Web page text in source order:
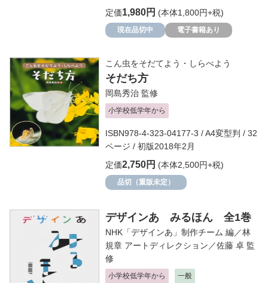
定価1,980円 (本体1,800円+税)
現在品切中 電子書籍あり
こん虫をそだてよう・しらべよう
そだち方
岡島秀治 監修
小学校低学年から
ISBN978-4-323-04177-3 / A4変型判 / 32
ページ / 初版2018年2月
定価2,750円 (本体2,500円+税)
品切（重版未定）
デザインあ みるほん 全1巻
NHK「デザインあ」制作チーム 編／林
規章 アートディレクション／佐藤 卓 監
修
小学校低学年から 一般